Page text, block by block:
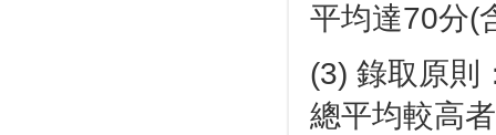
平均達70分(
(3) 錄取原則
總平均較高